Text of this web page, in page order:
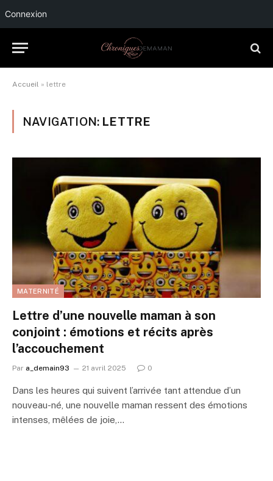
Connexion
Accueil » lettre
NAVIGATION: LETTRE
MATERNITÉ
Lettre d’une nouvelle maman à son
conjoint : émotions et récits après
l’accouchement
Par a_demain93 21 avril 2025 0
Dans les heures qui suivent l’arrivée tant attendue d’un
nouveau-né, une nouvelle maman ressent des émotions
intenses, mêlées de joie,…